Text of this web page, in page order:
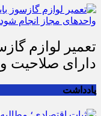
تعمیر لوازم
دارای صلاحیت
یادداشت